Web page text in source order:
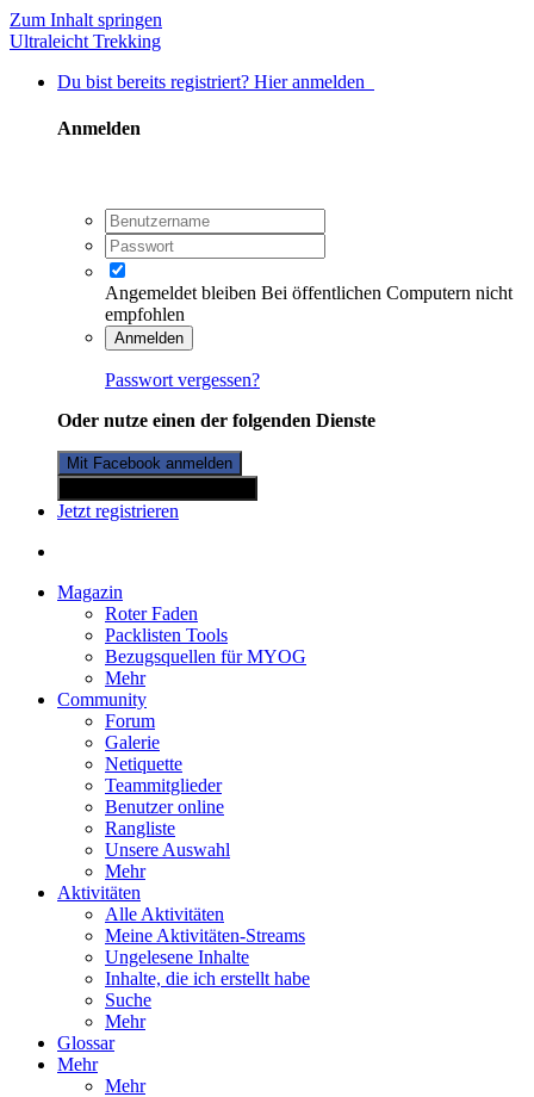
Zum Inhalt springen
Ultraleicht Trekking
Du bist bereits registriert? Hier anmelden
Anmelden
Angemeldet bleiben Bei öffentlichen Computern nicht
empfohlen
Anmelden
Passwort vergessen?
Oder nutze einen der folgenden Dienste
Mit Facebook anmelden
Jetzt registrieren
Magazin
Roter Faden
Packlisten Tools
Bezugsquellen für MYOG
Mehr
Community
Forum
Galerie
Netiquette
Teammitglieder
Benutzer online
Rangliste
Unsere Auswahl
Mehr
Aktivitäten
Alle Aktivitäten
Meine Aktivitäten-Streams
Ungelesene Inhalte
Inhalte, die ich erstellt habe
Suche
Mehr
Glossar
Mehr
Mehr